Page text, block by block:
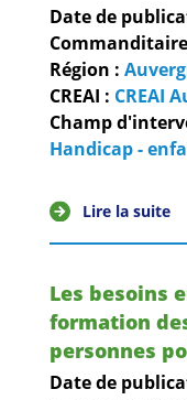
Date de
Région :
CREAI : CREAI
Champ
Handicap -
Lire la suite
Les besoins
formation
personnes
Date de